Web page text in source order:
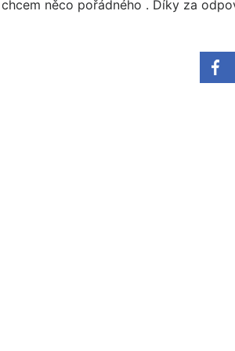
chcem něco pořádného . Díky za